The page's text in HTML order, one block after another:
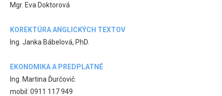
Mgr. Eva Doktorová
KOREKTÚRA ANGLICKÝCH TEXTOV
Ing. Janka Bábelová, PhD.
EKONOMIKA A PREDPLATNÉ
Ing. Martina Ďurčovič
mobil: 0911 117 949